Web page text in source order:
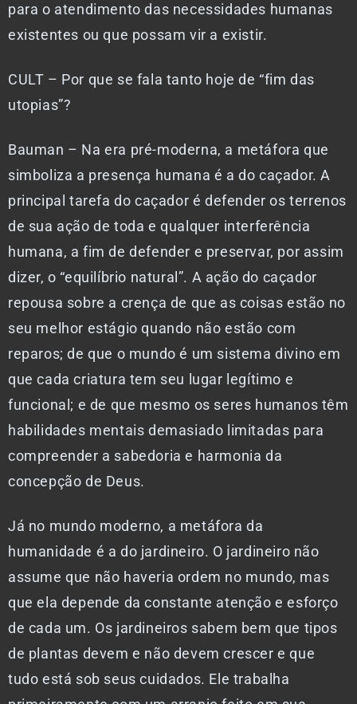
para o atendimento das necessidades humanas
existentes ou que possam vir a existir.
CULT – Por que se fala tanto hoje de “fim das
utopias”?
Bauman – Na era pré-moderna, a metáfora que
simboliza a presença humana é a do caçador. A
principal tarefa do caçador é defender os terrenos
de sua ação de toda e qualquer interferência
humana, a fim de defender e preservar, por assim
dizer, o “equilíbrio natural”. A ação do caçador
repousa sobre a crença de que as coisas estão no
seu melhor estágio quando não estão com
reparos; de que o mundo é um sistema divino em
que cada criatura tem seu lugar legítimo e
funcional; e de que mesmo os seres humanos têm
habilidades mentais demasiado limitadas para
compreender a sabedoria e harmonia da
concepção de Deus.
Já no mundo moderno, a metáfora da
humanidade é a do jardineiro. O jardineiro não
assume que não haveria ordem no mundo, mas
que ela depende da constante atenção e esforço
de cada um. Os jardineiros sabem bem que tipos
de plantas devem e não devem crescer e que
tudo está sob seus cuidados. Ele trabalha